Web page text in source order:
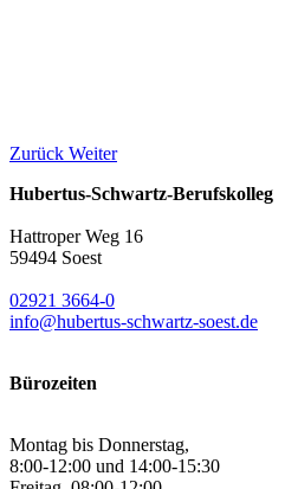
Zurück Weiter
Hubertus-Schwartz-Berufskolleg
Hattroper Weg 16
59494 Soest
02921 3664-0
info@hubertus-schwartz-soest.de
Bürozeiten
Montag bis Donnerstag,
8:00-12:00 und 14:00-15:30